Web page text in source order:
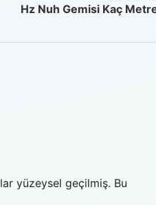
Hz Nuh Gemisi Kaç
yüzeysel geçilmiş. Bu